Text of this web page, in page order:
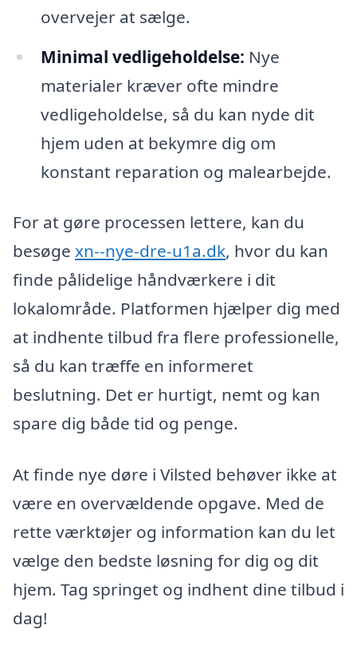
overvejer at sælge.
Minimal vedligeholdelse: Nye
materialer kræver ofte mindre
vedligeholdelse, så du kan nyde dit
hjem uden at bekymre dig om
konstant reparation og malearbejde.
For at gøre processen lettere, kan du
besøge xn--nye-dre-u1a.dk, hvor du kan
finde pålidelige håndværkere i dit
lokalområde. Platformen hjælper dig med
at indhente tilbud fra flere professionelle,
så du kan træffe en informeret
beslutning. Det er hurtigt, nemt og kan
spare dig både tid og penge.
At finde nye døre i Vilsted behøver ikke at
være en overvældende opgave. Med de
rette værktøjer og information kan du let
vælge den bedste løsning for dig og dit
hjem. Tag springet og indhent dine tilbud i
dag!